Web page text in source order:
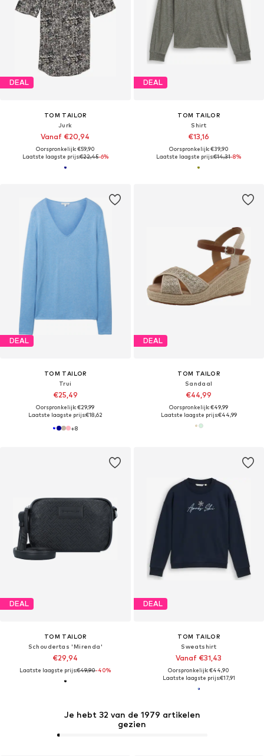
DEAL
TOM TAILOR
Jurk
Vanaf €20,94
Oorspronkelijk: €59,90
Laatste laagste prijs:€22,45-6%
DEAL
TOM TAILOR
Shirt
€13,16
Oorspronkelijk: €39,90
Laatste laagste prijs:€14,31-8%
DEAL
TOM TAILOR
Trui
€25,49
Oorspronkelijk: €29,99
Laatste laagste prijs:€18,62
+8
DEAL
TOM TAILOR
Sandaal
€44,99
Oorspronkelijk: €49,99
Laatste laagste prijs:€44,99
DEAL
TOM TAILOR
Schoudertas 'Mirenda'
€29,94
Laatste laagste prijs:€49,90-40%
DEAL
TOM TAILOR
Sweatshirt
Vanaf €31,43
Oorspronkelijk: €44,90
Laatste laagste prijs:€17,91
Je hebt 32 van de 1979 artikelen
gezien